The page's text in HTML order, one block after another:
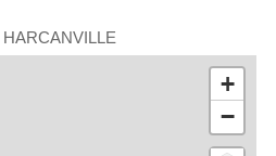
HARCANVILLE
+
−